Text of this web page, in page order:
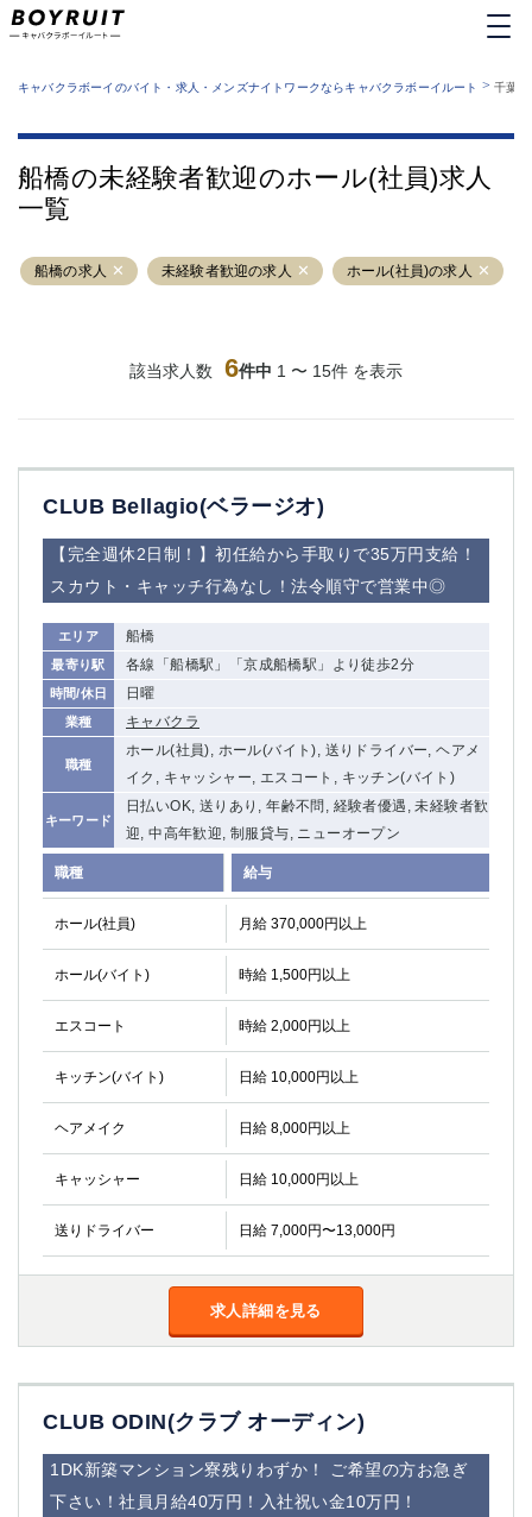
業種から探す
運営者情報
サイトマップ
キャバクラボーイのバイト・求人・メンズナイトワークならキャバクラボーイルート > 千葉
船橋の未経験者歓迎のホール(社員)求人
一覧
船橋の求人 未経験者歓迎の求人 ホール(社員)の求人
該当求人数 6件中 1 〜 15件 を表示
CLUB Bellagio(ベラージオ)
【完全週休2日制！】初任給から手取りで35万円支給！
スカウト・キャッチ行為なし！法令順守で営業中◎
エリア 船橋
最寄り駅 各線「船橋駅」「京成船橋駅」より徒歩2分
時間/休日 日曜
業種 キャバクラ
職種
ホール(社員), ホール(バイト), 送りドライバー, ヘアメ
イク, キャッシャー, エスコート, キッチン(バイト)
キーワード
日払いOK, 送りあり, 年齢不問, 経験者優遇, 未経験者歓
迎, 中高年歓迎, 制服貸与, ニューオープン
職種 給与
ホール(社員) 月給 370,000円以上
ホール(バイト) 時給 1,500円以上
エスコート 時給 2,000円以上
キッチン(バイト) 日給 10,000円以上
ヘアメイク 日給 8,000円以上
キャッシャー 日給 10,000円以上
送りドライバー 日給 7,000円〜13,000円
求人詳細を見る
CLUB ODIN(クラブ オーディン)
1DK新築マンション寮残りわずか！ ご希望の方お急ぎ
下さい！社員月給40万円！入社祝い金10万円！
六本木
池袋
渋谷
大和
立川
①六本木 ②西麻布
大山
赤坂
高円寺
蒲田東口
多摩センター
立川（南口）
浜松町
西葛西
中野
府中
ひばりヶ丘（北口）
学芸大学
吉祥寺（南口／公園口） 小作・羽村・福生エリア
自由が丘
吉祥寺（北口／東口）
錦糸町南口
下北沢・経堂
金町（北口）
成増駅徒歩3分の好立地！①JR埼京線「赤羽駅」から徒歩2分 ②東
三軒茶屋（南口）
①歌舞伎町 ②新宿 ③新宿三丁目 ④西
①歌舞伎町 ②新宿 ③西部新宿 ③東新宿
①歌舞伎町 ②新宿
①銀座 ②新橋
錦糸町(南口)
清瀬（南口）
①東武練馬 ②成増・板橋 ③大山 ②池袋
金町
大井町
大泉学園
下赤塚
竹ノ塚
三鷹
新小岩
幡ヶ谷
祖師ヶ谷大蔵
小岩
久米川
西麻布
五井
川崎
溝の口
本厚木
新横浜